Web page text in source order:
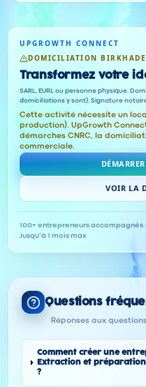
UPGROWTH CONNECT
DOMICILIATION
Transformez votre
SARL, EURL ou personne physique.
domiciliations y sont). Signature
Cette activité nécessite un
production). UpGrowth
démarches CNRC, la
commerciale.
VOIR LA
100+ entrepreneurs accompagnés·
Jusqu'à 1 mois max
Questions
Réponses aux
Comment créer une
Extraction et
?